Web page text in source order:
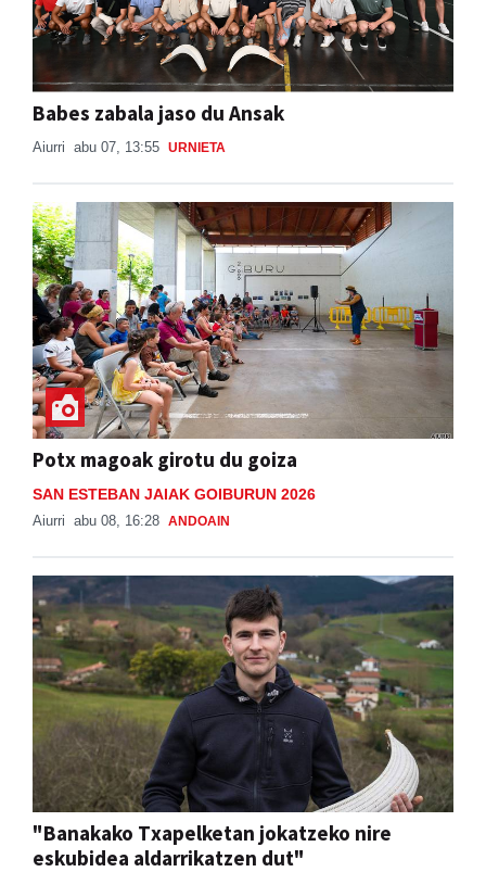
Babes zabala jaso du Ansak
Aiurri abu 07, 13:55 URNIETA
Potx magoak girotu du goiza
SAN ESTEBAN JAIAK GOIBURUN 2026
Aiurri abu 08, 16:28 ANDOAIN
"Banakako Txapelketan jokatzeko nire
eskubidea aldarrikatzen dut"